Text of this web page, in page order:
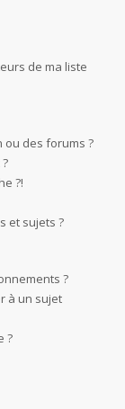
de ma liste
ou des forums ?
?!
et sujets ?
?
à un sujet
?